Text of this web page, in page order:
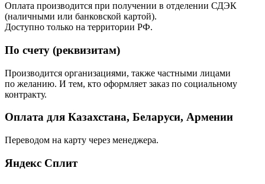
Оплата производится при получении в отделении СДЭК
(наличными или банковской картой).
Доступно только на территории РФ.
По счету (реквизитам)
Производится организациями, также частными лицами
по желанию. И тем, кто оформляет заказ по социальному
контракту.
Оплата для Казахстана, Беларуси, Армении
Переводом на карту через менеджера.
Яндекс Сплит